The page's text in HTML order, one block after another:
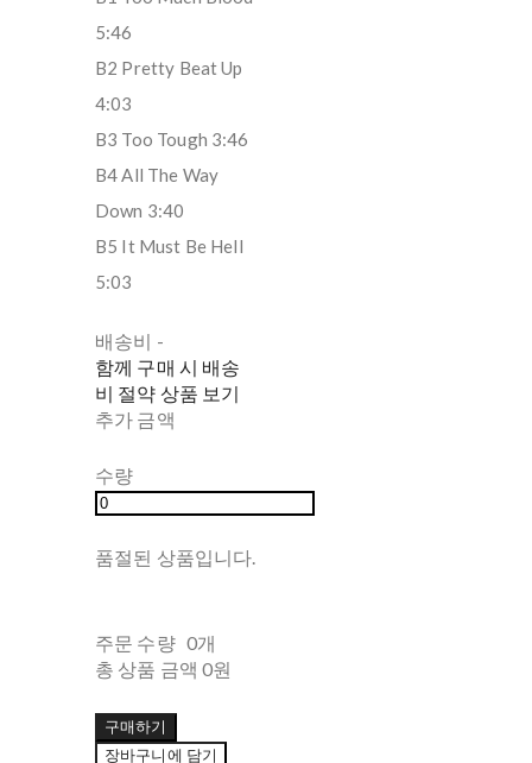
5:46
B2 Pretty Beat Up
4:03
B3 Too Tough 3:46
B4 All The Way
Down 3:40
B5 It Must Be Hell
5:03
배송비 -
함께 구매 시 배송
비 절약 상품 보기
추가 금액
수량
품절된 상품입니다.
주문 수량 0개
총 상품 금액 0원
구매하기
장바구니에 담기